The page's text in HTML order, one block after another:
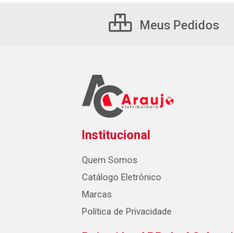
Meus Pedidos
Institucional
Quem Somos
Catálogo Eletrônico
Marcas
Política de Privacidade